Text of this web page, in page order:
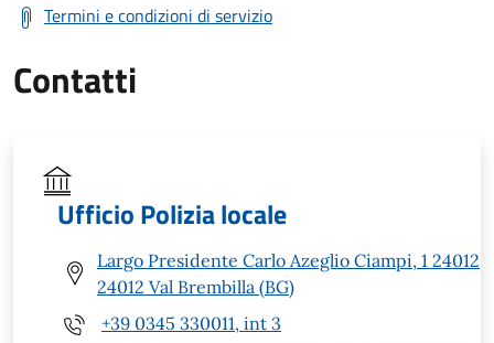
Termini e condizioni di servizio
Contatti
Ufficio Polizia locale
Largo Presidente Carlo Azeglio Ciampi, 1 24012
24012 Val Brembilla (BG)
+39 0345 330011, int 3